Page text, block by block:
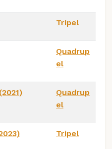
Tripel
Quadrup
el
Quadrup
el
Tripel